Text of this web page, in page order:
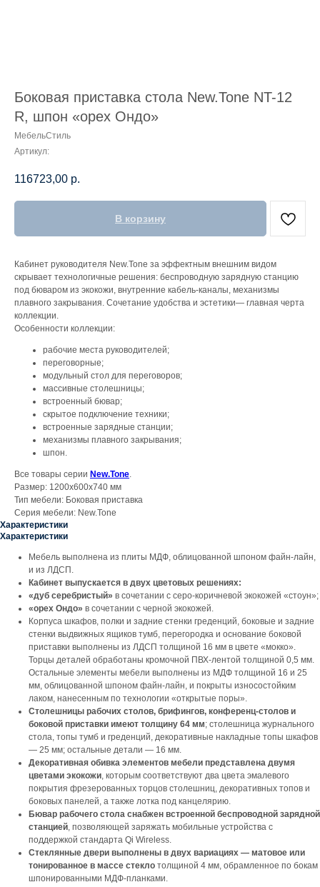
Боковая приставка стола New.Tone NT-12
R, шпон «орех Ондо»
МебельСтиль
Артикул:
116723,00 р.
В корзину
Кабинет руководителя New.Tone за эффектным внешним видом
скрывает технологичные решения: беспроводную зарядную станцию
под бюваром из экокожи, внутренние кабель-каналы, механизмы
плавного закрывания. Сочетание удобства и эстетики— главная черта
коллекции.
Особенности коллекции:
рабочие места руководителей;
переговорные;
модульный стол для переговоров;
массивные столешницы;
встроенный бювар;
скрытое подключение техники;
встроенные зарядные станции;
механизмы плавного закрывания;
шпон.
Все товары серии New.Tone.
Размер: 1200x600x740 мм
Тип мебели: Боковая приставка
Серия мебели: New.Tone
Характеристики
Характеристики
Мебель выполнена из плиты МДФ, облицованной шпоном файн-лайн,
и из ЛДСП.
Кабинет выпускается в двух цветовых решениях:
«дуб серебристый» в сочетании с серо-коричневой экокожей «стоун»;
«орех Ондо» в сочетании с черной экокожей.
Корпуса шкафов, полки и задние стенки греденций, боковые и задние
стенки выдвижных ящиков тумб, перегородка и основание боковой
приставки выполнены из ЛДСП толщиной 16 мм в цвете «мокко».
Торцы деталей обработаны кромочной ПВХ-лентой толщиной 0,5 мм.
Остальные элементы мебели выполнены из МДФ толщиной 16 и 25
мм, облицованной шпоном файн-лайн, и покрыты износостойким
лаком, нанесенным по технологии «открытые поры».
Столешницы рабочих столов, брифингов, конференц-столов и
боковой приставки имеют толщину 64 мм; столешница журнального
стола, топы тумб и греденций, декоративные накладные топы шкафов
— 25 мм; остальные детали — 16 мм.
Декоративная обивка элементов мебели представлена двумя
цветами экокожи, которым соответствуют два цвета эмалевого
покрытия фрезерованных торцов столешниц, декоративных топов и
боковых панелей, а также лотка под канцелярию.
Бювар рабочего стола снабжен встроенной беспроводной зарядной
станцией, позволяющей заряжать мобильные устройства с
поддержкой стандарта Qi Wireless.
Стеклянные двери выполнены в двух вариациях — матовое или
тонированное в массе стекло толщиной 4 мм, обрамленное по бокам
шпонированными МДФ-планками.